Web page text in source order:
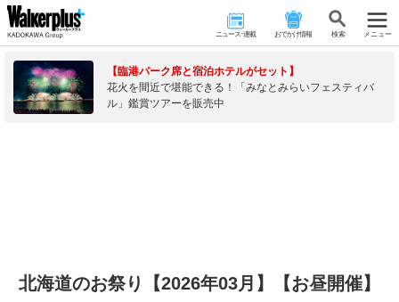
ニュース･連載 おでかけ情報 検 索 メニュー
【臨港パーク席と宿泊ホテルがセット】
花火を間近で堪能できる！「みなとみらいフェスティバ
ル」鑑賞ツアーを販売中
北海道のお祭り【2026年03月】【お昼開催】